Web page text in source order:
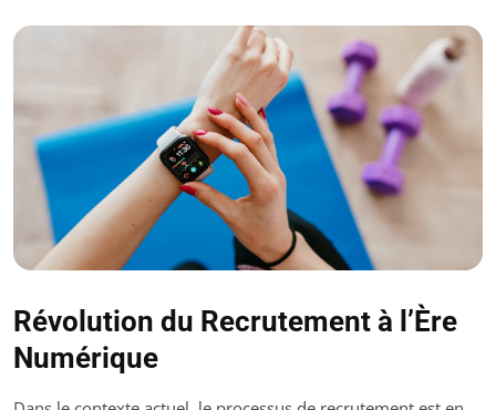
Révolution du Recrutement à l’Ère
Numérique